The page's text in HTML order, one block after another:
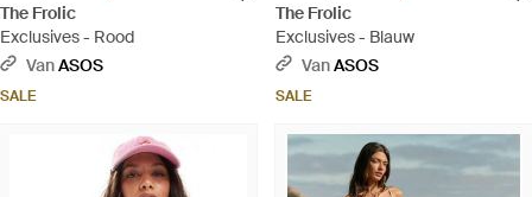
The Frolic
Exclusives - Rood
VanASOS
SALE
The Frolic
Exclusives - Blauw
VanASOS
SALE